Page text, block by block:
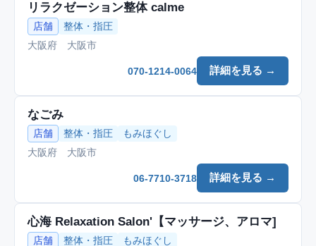
リラクゼーション整体 calme
店舗
整体・指圧
大阪府 大阪市
詳細を見る →
070-1214-0064
なごみ
店舗 整体・指圧
もみほぐし
大阪府 大阪市
詳細を見る →
06-7710-3718
心海 Relaxation Salon'【マッサージ、アロマ]
店舗 整体・指圧 もみほぐし